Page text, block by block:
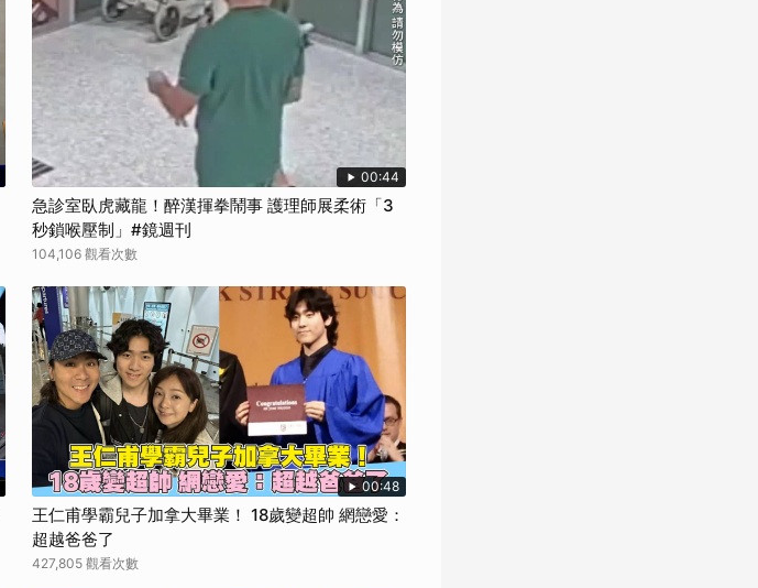
00:44
急診室臥虎藏龍！醉漢揮拳鬧事 護理師展柔術「3
秒鎖喉壓制」#鏡週刊
104,106 觀看次數
00:48
王仁甫學霸兒子加拿大畢業！ 18歲變超帥 網戀愛：
超越爸爸了
427,805 觀看次數